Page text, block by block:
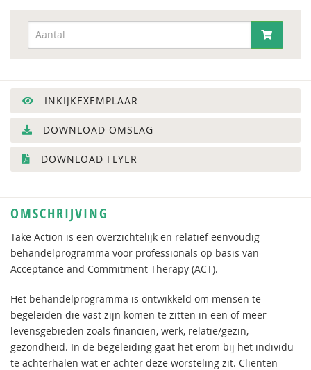
INKIJKEXEMPLAAR
DOWNLOAD OMSLAG
DOWNLOAD FLYER
OMSCHRIJVING
Take Action is een overzichtelijk en relatief eenvoudig
behandelprogramma voor professionals op basis van
Acceptance and Commitment Therapy (ACT).
Het behandelprogramma is ontwikkeld om mensen te
begeleiden die vast zijn komen te zitten in een of meer
levensgebieden zoals financiën, werk, relatie/gezin,
gezondheid. In de begeleiding gaat het erom bij het individu
te achterhalen wat er achter deze worsteling zit. Cliënten